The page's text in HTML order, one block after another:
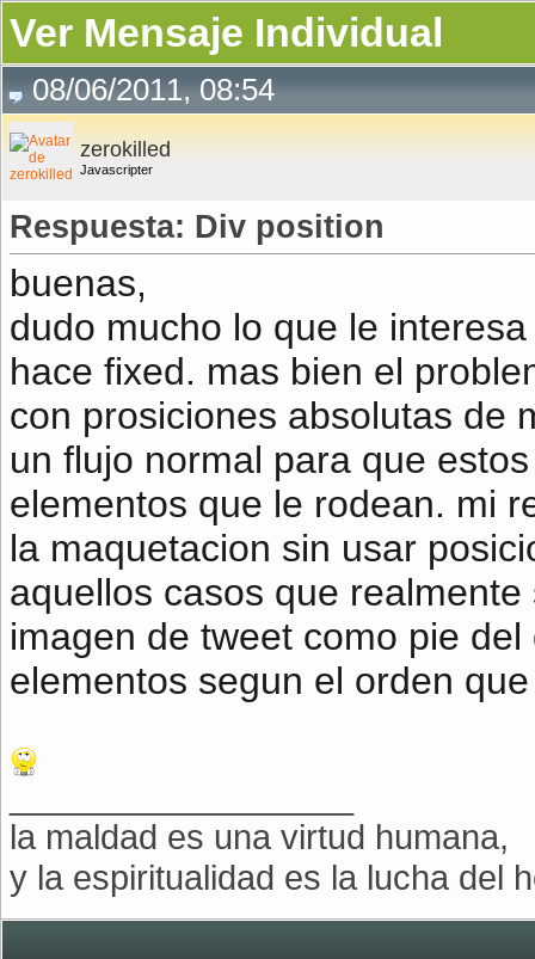
Ver Mensaje Individual
08/06/2011, 08:54
zerokilled
Javascripter
Respuesta: Div position
buenas,
dudo mucho lo que le
hace fixed. mas bien el
con prosiciones absolutas de
un flujo normal para que
elementos que le rodean. mi
la maquetacion sin usar
aquellos casos que
imagen de tweet como pie
elementos segun el orden
la maldad es una virtud humana,
y la espiritualidad es la lucha del